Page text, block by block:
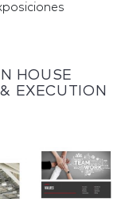
HOUSE
EXECUTION